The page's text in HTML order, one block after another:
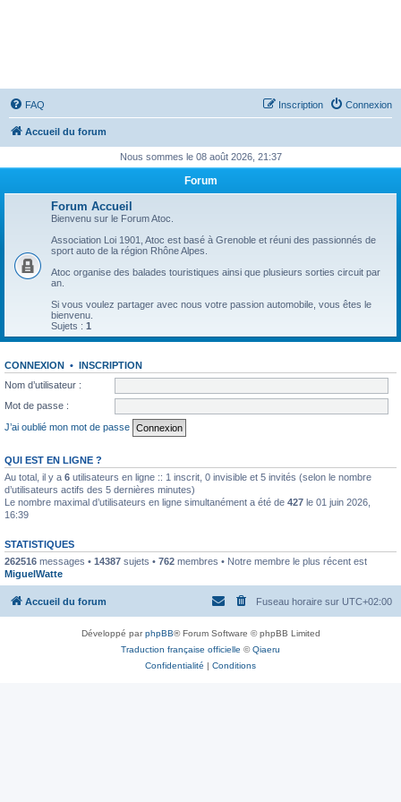
FAQ Connexion
Inscription
Accueil du forum
Nous sommes le 08 août 2026, 21:37
Forum
Forum Accueil
Bienvenu sur le Forum Atoc.
Association Loi 1901, Atoc est basé à Grenoble et réuni des passionnés de
sport auto de la région Rhône Alpes.
Atoc organise des balades touristiques ainsi que plusieurs sorties circuit par
an.
Si vous voulez partager avec nous votre passion automobile, vous êtes le
bienvenu.
Sujets : 1
CONNEXION • INSCRIPTION
Nom d’utilisateur :
Mot de passe :
J’ai oublié mon mot de passe
QUI EST EN LIGNE ?
Au total, il y a 6 utilisateurs en ligne :: 1 inscrit, 0 invisible et 5 invités (selon le nombre
d’utilisateurs actifs des 5 dernières minutes)
Le nombre maximal d’utilisateurs en ligne simultanément a été de 427 le 01 juin 2026,
16:39
STATISTIQUES
262516 messages • 14387 sujets • 762 membres • Notre membre le plus récent est
MiguelWatte
Accueil du forum Fuseau horaire sur UTC+02:00
Développé parphpBB® Forum Software © phpBB Limited
Traduction française officielle ©Qiaeru
Confidentialité | Conditions